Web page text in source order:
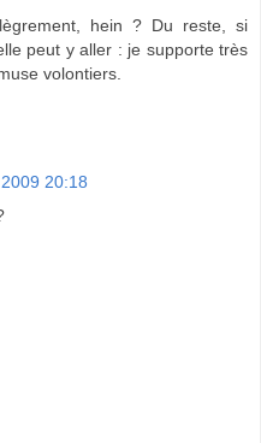
hein ? Du reste, si
peut y aller : je supporte très
volontiers.
20:18